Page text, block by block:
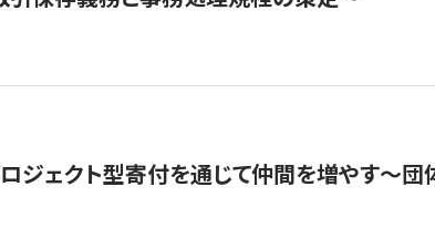
ロジェクト型寄付を通じて仲間を増やす～